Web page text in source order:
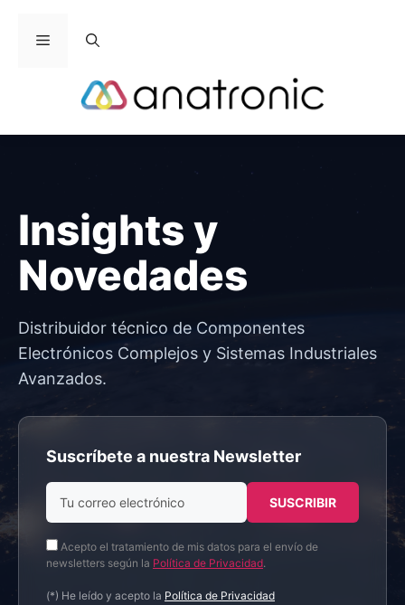
Menú
Insights y
Novedades
Distribuidor técnico de Componentes
Electrónicos Complejos y Sistemas Industriales
Avanzados.
Suscríbete a nuestra Newsletter
Acepto el tratamiento de mis datos para el envío de
newsletters según la Política de Privacidad.
(*) He leído y acepto la Política de Privacidad